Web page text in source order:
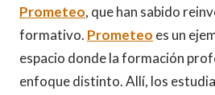
Prometeo, que han sabido
formativo. Prometeo es un
espacio donde la formación
enfoque distinto. Allí, los